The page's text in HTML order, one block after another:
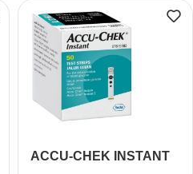
ACCU-CHEK INSTANT